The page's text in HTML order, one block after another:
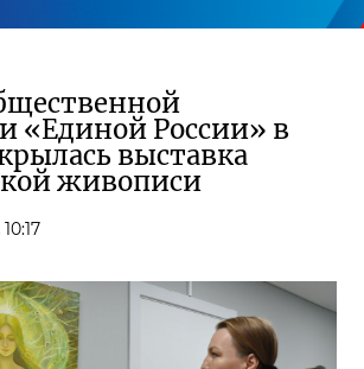
«Единой России» в
выставка
живописи
10:17